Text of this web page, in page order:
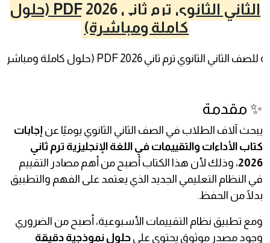
الثاني الثانوي ترم ثاني 2026 PDF (حلول
كاملة ومباشرة)
✨ مقدمة
يبحث آلاف الطلاب في الصف الثاني الثانوي يوميًا عن إجابات
كتاب الأداءات والتقييمات في اللغة الإنجليزية ترم ثاني
2026، وذلك لأن هذا الكتاب أصبح من أهم مصادر التقييم
في النظام التعليمي الجديد الذي يعتمد على الفهم والتطبيق
بدلًا من الحفظ.
ومع تطبيق نظام التقييمات الأسبوعية، أصبح من الضروري
وجود مصدر موثوق يحتوي على حلول نموذجية دقيقة